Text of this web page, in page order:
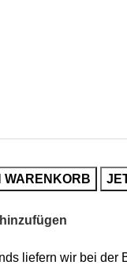
WARENKORB
liefern wir bei